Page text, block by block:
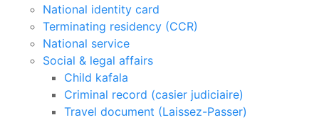
National identity card
Terminating residency (CCR)
National service
Social & legal affairs
Child kafala
Criminal record (casier judiciaire)
Travel document (Laissez-Passer)